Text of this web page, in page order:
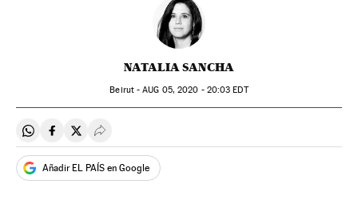
NATALIA SANCHA
Beirut -AUG 05, 2020 - 20:03 EDT
Compartir en Whatsapp
Compartir en Facebook
Compartir en Twitter
Desplegar Redes Sociales
Añadir EL PAÍS en Google